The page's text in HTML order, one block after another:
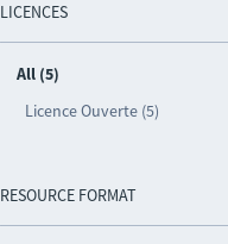
LICENCES
All (5)
Licence Ouverte (5)
RESOURCE FORMAT